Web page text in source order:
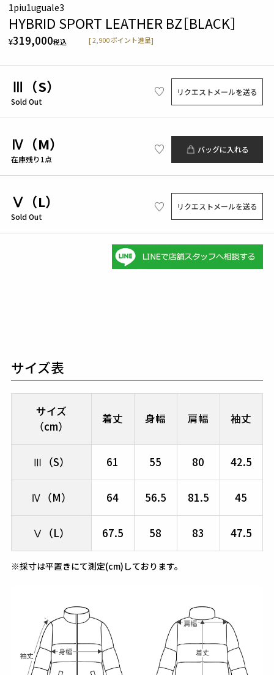
1piu1uguale3
HYBRID SPORT LEATHER BZ［BLACK］
¥319,000税込 [2,900 ポイント進呈]
Ⅲ（S）
Sold Out
リクエストメールを送る
Ⅳ（M）
在庫残り1点
バッグに入れる
Ⅴ（L）
Sold Out
リクエストメールを送る
サイズ表
サイズ
（cm）
着丈 身幅 肩幅 袖丈
Ⅲ（S） 61 55 80 42.5
Ⅳ（M） 64 56.5 81.5 45
Ⅴ（L） 67.5 58 83 47.5
※採寸は平置きにて測定(cm)しております。